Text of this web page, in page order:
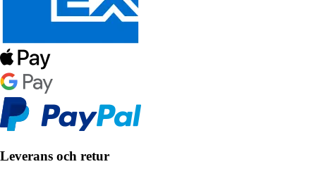
Leverans och retur